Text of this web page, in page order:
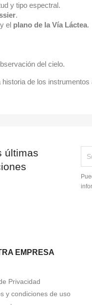
y tipo espectral.
.
y el plano de la Vía Láctea.
del cielo.
de los
últimas
EMPRESA
Privacidad
y condiciones de uso